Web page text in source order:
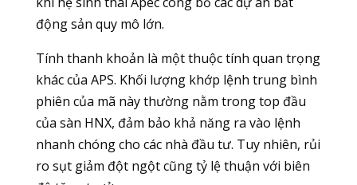
động sản quy mô lớn.
Tính thanh khoản là một thuộc tính quan trọng
khác của APS. Khối lượng khớp lệnh trung bình
phiên của mã này thường nằm trong top đầu
của sàn HNX, đảm bảo khả năng ra vào lệnh
nhanh chóng cho các nhà đầu tư. Tuy nhiên, rủi
ro sụt giảm đột ngột cũng tỷ lệ thuận với biên